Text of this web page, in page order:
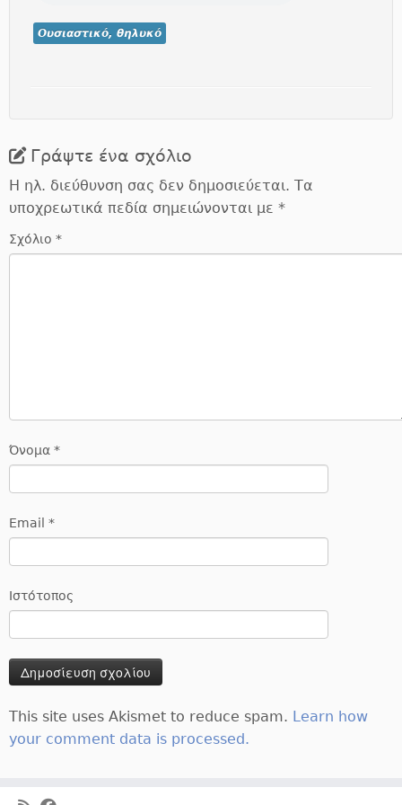
Ουσιαστικό, θηλυκό
Γράψτε ένα σχόλιο
Η ηλ. διεύθυνση σας δεν δημοσιεύεται. Τα
υποχρεωτικά πεδία σημειώνονται με *
Σχόλιο *
Όνομα *
Email *
Ιστότοπος
This site uses Akismet to reduce spam. Learn how
your comment data is processed.